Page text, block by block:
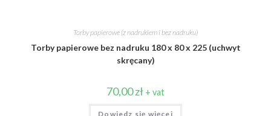
Torby papierowe (z nadrukiem i bez nadruku)
Torby papierowe bez nadruku 180 x 80 x 225 (uchwyt
skręcany)
70,00zł + vat
Dowiedz się więcej